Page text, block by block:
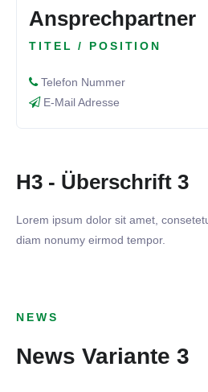
Ansprechpartner
TITEL / POSITION
Telefon Nummer
E-Mail Adresse
H3 - Überschrift 3
Lorem ipsum dolor sit amet,
diam nonumy eirmod tempor.
NEWS
News Variante 3
FSV Ossweil -
17. MÄRZ